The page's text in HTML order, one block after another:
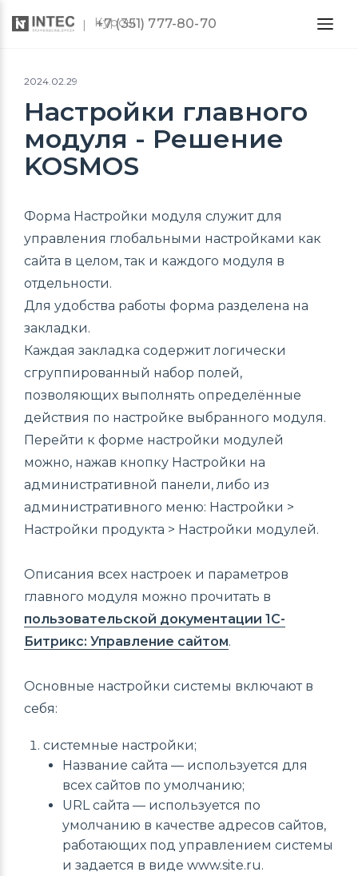
Курсы
+7 (351) 777-80-70
2024.02.29
Настройки главного
модуля - Решение
KOSMOS
Форма Настройки модуля служит для
управления глобальными настройками как
сайта в целом, так и каждого модуля в
отдельности.
Для удобства работы форма разделена на
закладки.
Каждая закладка содержит логически
сгруппированный набор полей,
позволяющих выполнять определённые
действия по настройке выбранного модуля.
Перейти к форме настройки модулей
можно, нажав кнопку Настройки на
административной панели, либо из
административного меню: Настройки >
Настройки продукта > Настройки модулей.
Описания всех настроек и параметров
главного модуля можно прочитать в
пользовательской документации 1С-
Битрикс: Управление сайтом.
Основные настройки системы включают в
себя:
системные настройки;
Название сайта — используется для
всех сайтов по умолчанию;
URL сайта — используется по
умолчанию в качестве адресов сайтов,
работающих под управлением системы
и задается в виде www.site.ru.